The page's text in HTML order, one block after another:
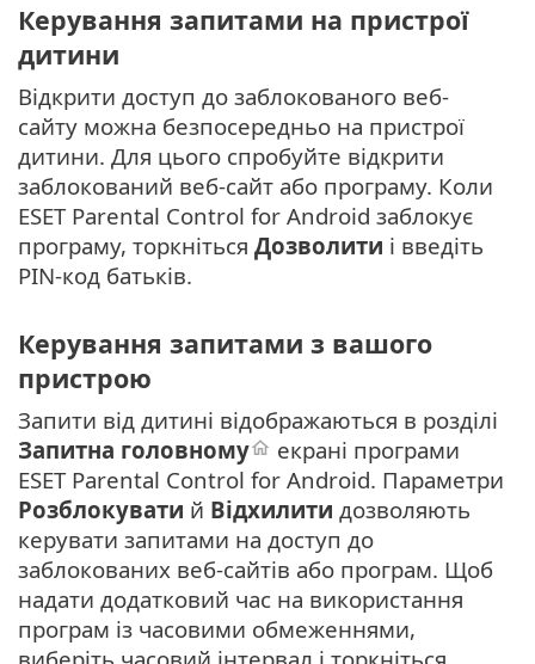
Керування запитами на пристрої
дитини
Відкрити доступ до заблокованого веб-
сайту можна безпосередньо на пристрої
дитини. Для цього спробуйте відкрити
заблокований веб-сайт або програму. Коли
ESET Parental Control for Android заблокує
програму, торкніться Дозволити і введіть
PIN-код батьків.
Керування запитами з вашого
пристрою
Запити від дитині відображаються в розділі
Запитна головному
екрані програми
ESET Parental Control for Android. Параметри
Розблокувати й Відхилити дозволяють
керувати запитами на доступ до
заблокованих веб-сайтів або програм. Щоб
надати додатковий час на використання
програм із часовими обмеженнями,